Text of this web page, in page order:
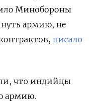
Минобороны
армию, не
писало
что индийцы
армию.